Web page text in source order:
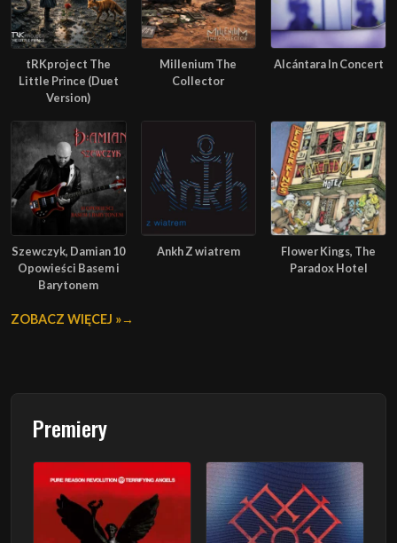
tRKproject The
Little Prince (Duet
Version)
Millenium The
Collector
Alcántara In Concert
Szewczyk, Damian 10
Opowieści Basem i
Barytonem
Ankh Z wiatrem
Flower Kings, The
Paradox Hotel
ZOBACZ WIĘCEJ »
Premiery